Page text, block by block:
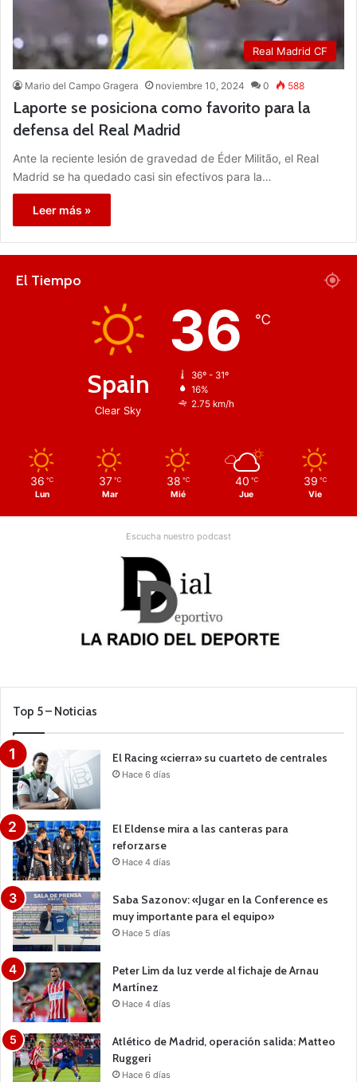
Real Madrid CF
Mario del Campo Gragera noviembre 10, 2024 0 588
Laporte se posiciona como favorito para la
defensa del Real Madrid
Ante la reciente lesión de gravedad de Éder Militão, el Real
Madrid se ha quedado casi sin efectivos para la…
Leer más »
El Tiempo
Spain
Clear Sky
36 ℃
36º - 31º
16%
2.75 km/h
36 ℃
Lun
37 ℃
Mar
38 ℃
Mié
40 ℃
Jue
39 ℃
Vie
Escucha nuestro podcast
Top 5 – Noticias
El Racing «cierra» su cuarteto de centrales
Hace 6 días
El Eldense mira a las canteras para
reforzarse
Hace 4 días
Saba Sazonov: «Jugar en la Conference es
muy importante para el equipo»
Hace 5 días
Peter Lim da luz verde al fichaje de Arnau
Martínez
Hace 4 días
Atlético de Madrid, operación salida: Matteo
Ruggeri
Hace 6 días